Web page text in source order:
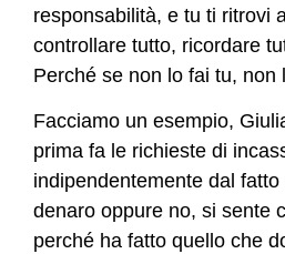
responsabilità, e tu ti ritrovi
controllare tutto, ricordare
Perché se non lo fai tu, non
Facciamo un esempio,
prima fa le richieste di
indipendentemente dal fatto
denaro oppure no, si sente
perché ha fatto quello che